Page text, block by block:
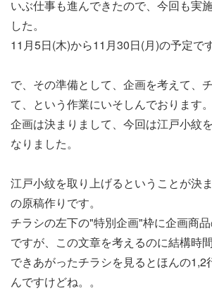
いぶ仕事も進んできたので、今回も実
した。
11月5日(木)から11月30日(月)の予定です
で、その準備として、企画を考えて、
て、という作業にいそしんでおります。
企画は決まりまして、今回は江戸小紋
なりました。
江戸小紋を取り上げるということが決
の原稿作りです。
チラシの左下の"特別企画"枠に企画商
ですが、この文章を考えるのに結構時
できあがったチラシを見るとほんの1,2
んですけどね。。